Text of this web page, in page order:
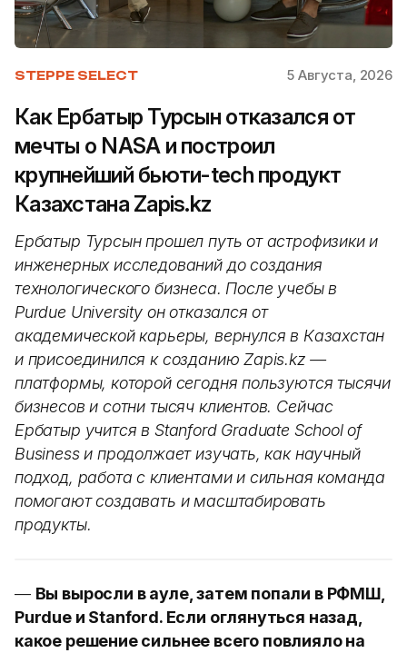
STEPPE SELECT 5 Августа, 2026
Как Ербатыр Турсын отказался от
мечты о NASA и построил
крупнейший бьюти-tech продукт
Казахстана Zapis.kz
Ербатыр Турсын прошел путь от астрофизики и
инженерных исследований до создания
технологического бизнеса. После учебы в
Purdue University он отказался от
академической карьеры, вернулся в Казахстан
и присоединился к созданию Zapis.kz —
платформы, которой сегодня пользуются тысячи
бизнесов и сотни тысяч клиентов. Сейчас
Ербатыр учится в Stanford Graduate School of
Business и продолжает изучать, как научный
подход, работа с клиентами и сильная команда
помогают создавать и масштабировать
продукты.
— Вы выросли в ауле, затем попали в РФМШ,
Purdue и Stanford. Если оглянуться назад,
какое решение сильнее всего повлияло на